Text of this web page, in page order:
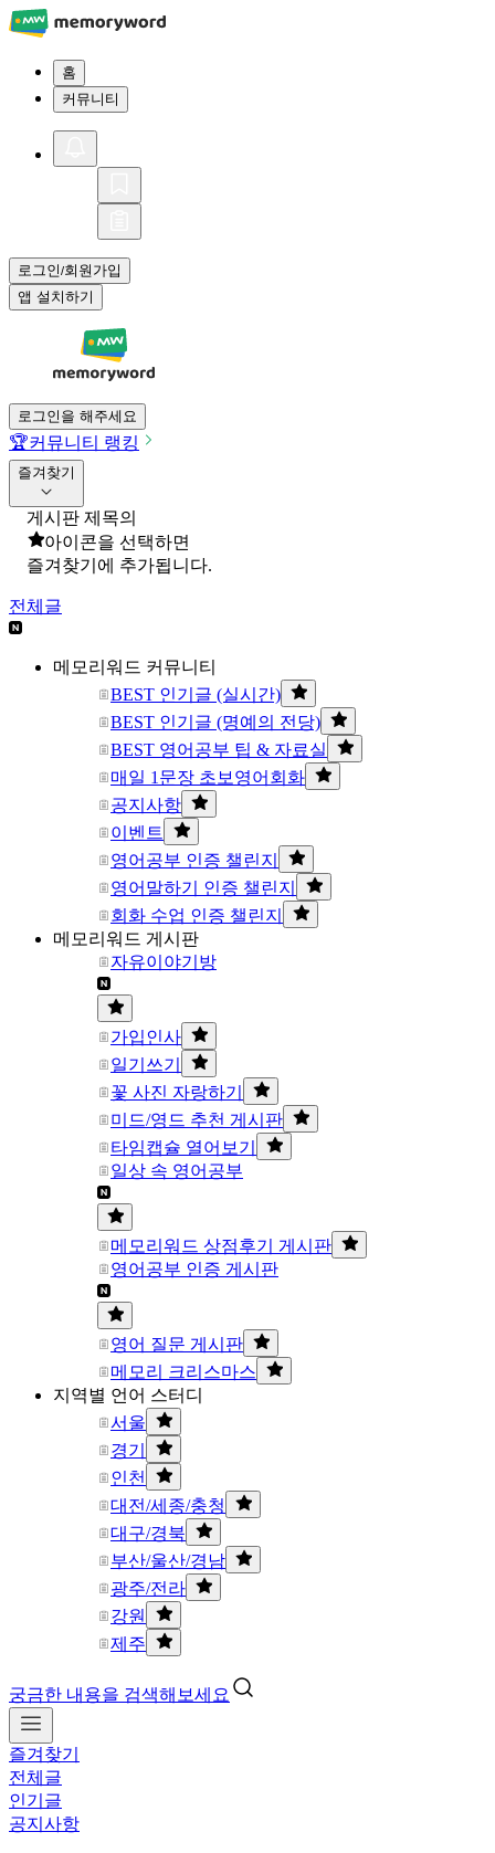
홈
커뮤니티
로그인/회원가입
앱 설치하기
로그인을 해주세요
🏆커뮤니티 랭킹
즐겨찾기
게시판 제목의
아이콘을 선택하면
즐겨찾기에 추가됩니다.
전체글
메모리워드 커뮤니티
BEST 인기글 (실시간)
BEST 인기글 (명예의 전당)
BEST 영어공부 팁 & 자료실
매일 1문장 초보영어회화
공지사항
이벤트
영어공부 인증 챌린지
영어말하기 인증 챌린지
회화 수업 인증 챌린지
메모리워드 게시판
자유이야기방
가입인사
일기쓰기
꽃 사진 자랑하기
미드/영드 추천 게시판
타임캡슐 열어보기
일상 속 영어공부
메모리워드 상점후기 게시판
영어공부 인증 게시판
영어 질문 게시판
메모리 크리스마스
지역별 언어 스터디
서울
경기
인천
대전/세종/충청
대구/경북
부산/울산/경남
광주/전라
강원
제주
궁금한 내용을 검색해보세요
즐겨찾기
전체글
인기글
공지사항